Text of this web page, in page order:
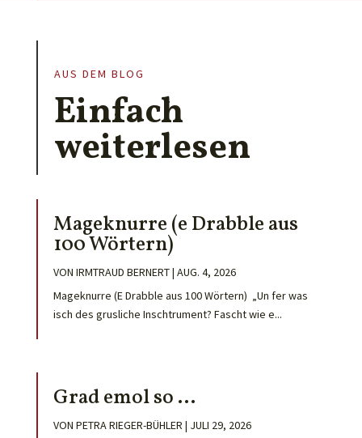
AUS DEM BLOG
Einfach
weiterlesen
Mageknurre (e Drabble aus
100 Wörtern)
VON IRMTRAUD BERNERT| AUG. 4, 2026
Mageknurre (E Drabble aus 100 Wörtern) „Un fer was
isch des grusliche Inschtrument? Fascht wie e...
Grad emol so …
VON PETRA RIEGER-BÜHLER | JULI 29, 2026